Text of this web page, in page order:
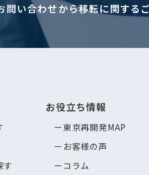
問い合わせから移転に関する
す
お役立ち情報
東京再開発MAP
お客様の声
コラム